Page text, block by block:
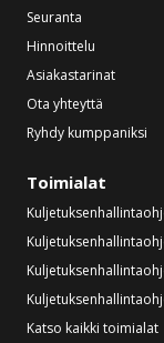
Seuranta
Hinnoittelu
Asiakastarinat
Ota yhteyttä
Ryhdy kumppaniksi
Toimialat
Katso kaikki toimialat